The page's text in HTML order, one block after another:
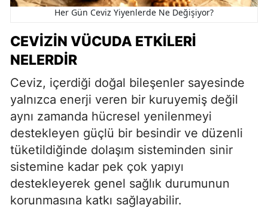
Her Gün Ceviz Yiyenlerde Ne Değişiyor?
CEVIZIN VÜCUDA ETKILERI
NELERDIR
Ceviz, içerdiği doğal bileşenler sayesinde
yalnızca enerji veren bir kuruyemiş değil
aynı zamanda hücresel yenilenmeyi
destekleyen güçlü bir besindir ve düzenli
tüketildiğinde dolaşım sisteminden sinir
sistemine kadar pek çok yapıyı
destekleyerek genel sağlık durumunun
korunmasına katkı sağlayabilir.